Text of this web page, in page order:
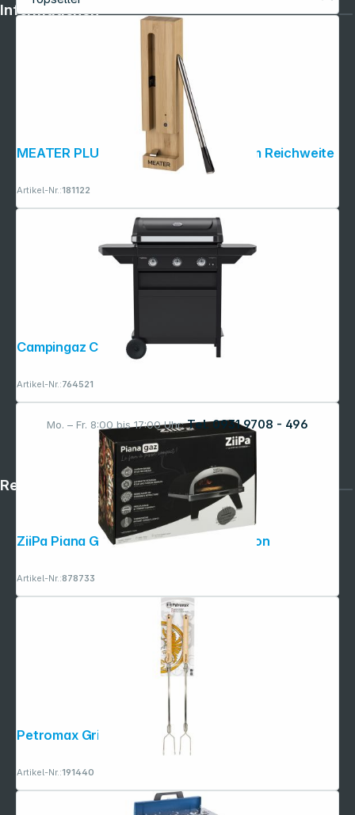
Mo. – Fr. 8:00 bis 17:00 Uhr: Tel. 0931 9708 - 496
MEATER PLUS BBQ Thermometer, 50m Reichweite
Artikel-Nr.:181122
Campingaz Compact 3 L
Artikel-Nr.:764521
ZiiPa Piana Gas-Pizzaofen Farbe Karbon
Artikel-Nr.:878733
Petromax Grillspieße 2er Set
Artikel-Nr.:191440
Informationen
Rechtliches